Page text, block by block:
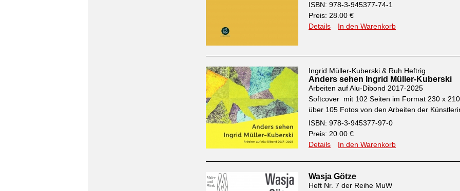
ISBN: 978-3-945377-74-1
Preis: 28.00 €
Details
In den Warenkorb
Ingrid Müller-Kuberski & Ruh Heftrig
Anders sehen Ingrid Müller-Kuberski
Arbeiten auf Alu-Dibond 2017-2025
Softcover mit 102 Seiten im Format 230 x
über 105 Fotos von den Arbeiten der
ISBN: 978-3-945377-97-0
Preis: 20.00 €
Details
In den Warenkorb
Wasja Götze
Heft Nr. 7 der Reihe MuW